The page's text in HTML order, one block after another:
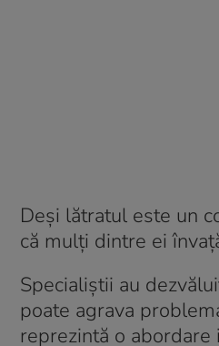
Deși lătratul este un
că mulți dintre ei
Specialiștii au
poate agrava
reprezintă o abordare